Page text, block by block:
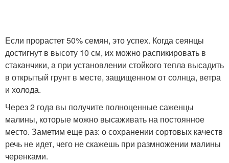
Если прорастет 50% семян, это успех. Когда сеянцы
достигнут в высоту 10 см, их можно распикировать в
стаканчики, а при установлении стойкого тепла высадить
в открытый грунт в месте, защищенном от солнца, ветра
и холода.
Через 2 года вы получите полноценные саженцы
малины, которые можно высаживать на постоянное
место. Заметим еще раз: о сохранении сортовых качеств
речь не идет, чего не скажешь при размножении малины
черенками.